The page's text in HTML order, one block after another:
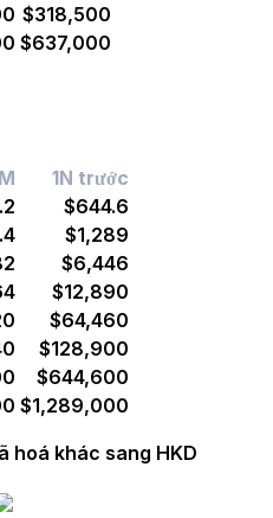
$318,500
$637,000
1N trước
$644.6
$1,289
$6,446
$12,890
$64,460
$128,900
$644,600
$1,289,000
hoá khác sang HKD